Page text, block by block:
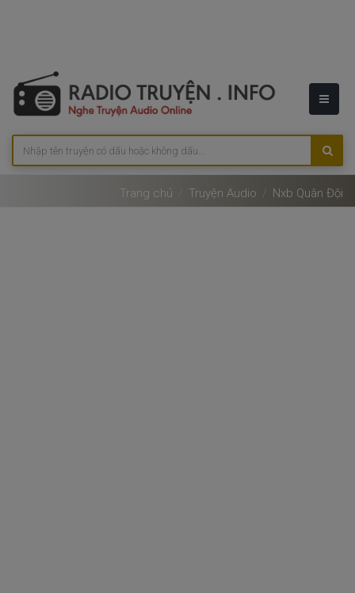
Trang chủ Truyện Audio Nxb Quân Đội